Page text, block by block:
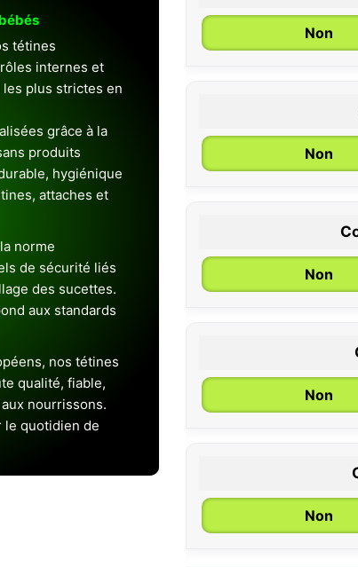
tétines
internes et
plus strictes en
grâce à la
produits
hygiénique
attaches et
norme
de sécurité liés
des sucettes.
aux standards
nos tétines
qualité, fiable,
nourrissons.
le quotidien de
Non
Non
Non
Non
Non